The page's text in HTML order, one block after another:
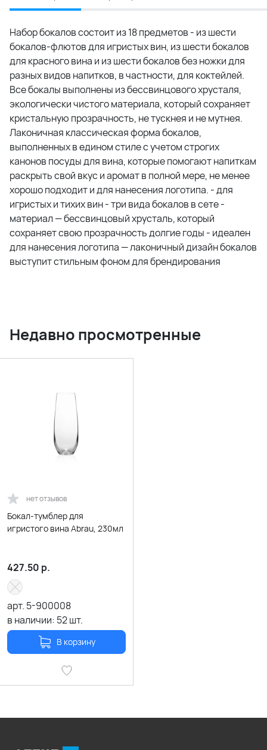
Набор бокалов состоит из 18 предметов - из шести
бокалов-флютов для игристых вин, из шести бокалов
для красного вина и из шести бокалов без ножки для
разных видов напитков, в частности, для коктейлей.
Все бокалы выполнены из бессвинцового хрусталя,
экологически чистого материала, который сохраняет
кристальную прозрачность, не тускнея и не мутнея.
Лаконичная классическая форма бокалов,
выполненных в едином стиле с учетом строгих
канонов посуды для вина, которые помогают напиткам
раскрыть свой вкус и аромат в полной мере, не менее
хорошо подходит и для нанесения логотипа. - для
игристых и тихих вин - три вида бокалов в сете -
материал — бессвинцовый хрусталь, который
сохраняет свою прозрачность долгие годы - идеален
для нанесения логотипа — лаконичный дизайн бокалов
выступит стильным фоном для брендирования
Недавно просмотренные
нет отзывов
Бокал-тумблер для
игристого вина Abrau, 230мл
427.50 р.
арт. 5-900008
в наличии: 52шт.
В корзину